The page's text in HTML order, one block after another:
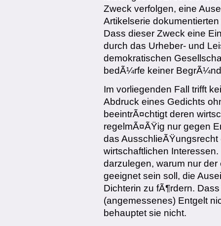
Zweck verfolgen, eine
Artikelserie
Dass dieser Zweck eine
durch das Urheber- und
demokratischen
bedÃ¼rfe keiner
Im vorliegenden Fall trifft
Abdruck eines Gedichts
beeintrÃ¤chtigt deren
regelmÃ¤ÃŸig nur gegen
das
wirtschaftlichen
darzulegen, warum nur
geeignet sein soll, die
Dichterin zu fÃ¶rdern.
(angemessenes) Entgelt
behauptet sie nicht.